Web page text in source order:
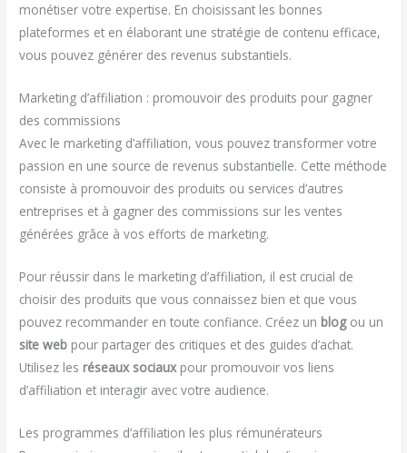
monétiser votre expertise. En choisissant les bonnes
plateformes et en élaborant une stratégie de contenu efficace,
vous pouvez générer des revenus substantiels.
Marketing d’affiliation : promouvoir des produits pour gagner
des commissions
Avec le marketing d’affiliation, vous pouvez transformer votre
passion en une source de revenus substantielle. Cette méthode
consiste à promouvoir des produits ou services d’autres
entreprises et à gagner des commissions sur les ventes
générées grâce à vos efforts de marketing.
Pour réussir dans le marketing d’affiliation, il est crucial de
choisir des produits que vous connaissez bien et que vous
pouvez recommander en toute confiance. Créez un blogou un
site web pour partager des critiques et des guides d’achat.
Utilisez les réseaux sociauxpour promouvoir vos liens
d’affiliation et interagir avec votre audience.
Les programmes d’affiliation les plus rémunérateurs